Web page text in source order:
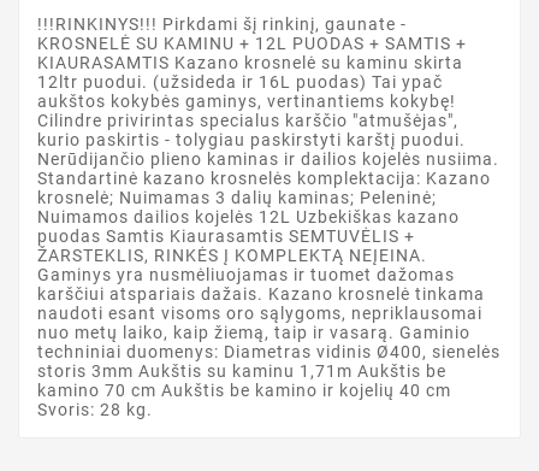
!!!RINKINYS!!! Pirkdami šį rinkinį, gaunate -
KROSNELĖ SU KAMINU + 12L PUODAS + SAMTIS +
KIAURASAMTIS Kazano krosnelė su kaminu skirta
12ltr puodui. (užsideda ir 16L puodas) Tai ypač
aukštos kokybės gaminys, vertinantiems kokybę!
Cilindre privirintas specialus karščio "atmušėjas",
kurio paskirtis - tolygiau paskirstyti karštį puodui.
Nerūdijančio plieno kaminas ir dailios kojelės nusiima.
Standartinė kazano krosnelės komplektacija: Kazano
krosnelė; Nuimamas 3 dalių kaminas; Peleninė;
Nuimamos dailios kojelės 12L Uzbekiškas kazano
puodas Samtis Kiaurasamtis SEMTUVĖLIS +
ŽARSTEKLIS, RINKĖS Į KOMPLEKTĄ NEĮEINA.
Gaminys yra nusmėliuojamas ir tuomet dažomas
karščiui atspariais dažais. Kazano krosnelė tinkama
naudoti esant visoms oro sąlygoms, nepriklausomai
nuo metų laiko, kaip žiemą, taip ir vasarą. Gaminio
techniniai duomenys: Diametras vidinis Ø400, sienelės
storis 3mm Aukštis su kaminu 1,71m Aukštis be
kamino 70 cm Aukštis be kamino ir kojelių 40 cm
Svoris: 28 kg.